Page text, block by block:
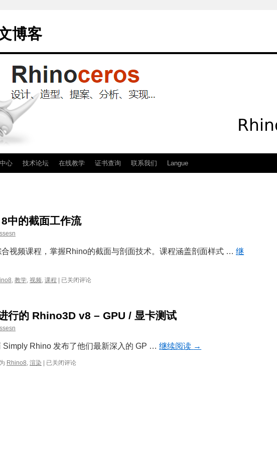
博客
心 技术论坛 在线教学 证书查询 联系我们 Langue
中的截面工作流
视频课程，掌握Rhino的截面与剖面技术。课程涵盖剖面样式 …继
, 教学, 视频, 课程
大
8
截
面
工
已关闭评论
行的 Rhino3D v8 – GPU / 显卡测试
Simply Rhino 发布了他们最新深入的 GP …继续阅读 →
Rhino8, 渲染
Simply
已关闭评论